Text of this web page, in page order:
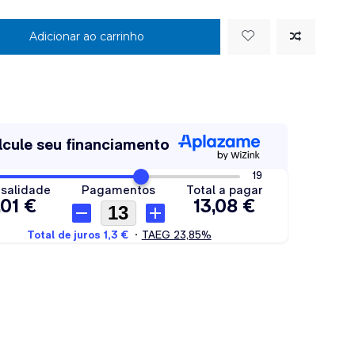
Adicionar ao carrinho